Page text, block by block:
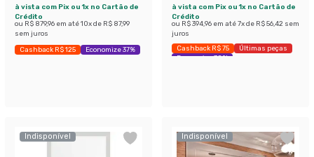
à vista com Pix ou 1x no Cartão de
Crédito
ou R$ 879,96 em até10x de R$ 87,99
sem juros
Cashback R$ 125 Economize 37%
à vista com Pix ou 1x no Cartão de
Crédito
ou R$ 394,96 em até7x de R$ 56,42 sem
juros
Cashback R$ 75
Últimas peças
Economize 38%
Indisponível Indisponível